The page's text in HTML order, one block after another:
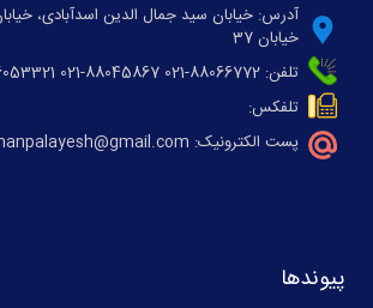
آدرس: خیابان سید جمال الدین اسدآبادی،
خیابان 37
تلفن: 88066772-021 88045867-021 86053321-021
تلفکس:
پست الکترونیک: anjomanpalayesh@gmail.com
پیوندها